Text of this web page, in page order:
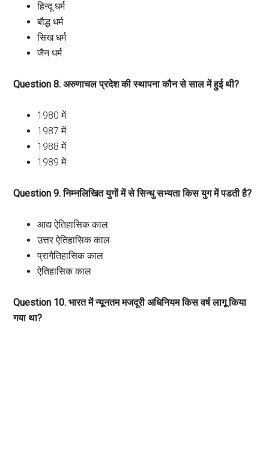
हिन्दू धर्म
बौद्ध धर्म
सिख धर्म
जैन धर्म
Question 8. अरुणाचल प्रदेश की स्थापना कौन से साल में हुई थी?
1980 में
1987 में
1988 में
1989 में
Question 9. निम्नलिखित युगों में से सिन्धु सभ्यता किस युग में पडती है?
आद्य ऐतिहासिक काल
उत्तर ऐतिहासिक काल
प्रागैतिहासिक काल
ऐतिहासिक काल
Question 10. भारत में न्यूनतम मजदूरी अधिनियम किस वर्ष लागू किया
गया था?